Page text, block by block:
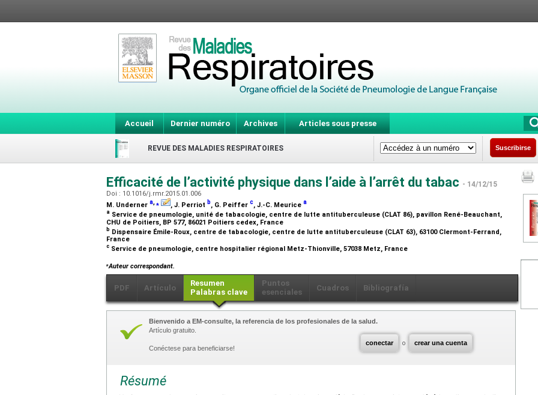
Accueil Dernier numéro Archives Articles sous presse
REVUE DES MALADIES RESPIRATOIRES Suscribirse
Efficacité de l’activité physique dans l’aide à l’arrêt du tabac - 14/12/15
Doi : 10.1016/j.rmr.2015.01.006
M. Underner a,⁎ , J. Perriot b, G. Peiffer c, J.-C. Meurice a
a Service de pneumologie, unité de tabacologie, centre de lutte antituberculeuse (CLAT 86), pavillon René-Beauchant,
CHU de Poitiers, BP 577, 86021 Poitiers cedex, France
b Dispensaire Émile-Roux, centre de tabacologie, centre de lutte antituberculeuse (CLAT 63), 63100 Clermont-Ferrand,
France
c Service de pneumologie, centre hospitalier régional Metz-Thionville, 57038 Metz, France
⁎Auteur correspondant.
PDF Artículo
Resumen
Palabras clave
Puntos
esenciales
Cuadros Bibliografía
conectar o crear una cuenta
Bienvenido a EM-consulte, la referencia de los profesionales de la salud.
Artículo gratuito.
Conéctese para beneficiarse!
Résumé